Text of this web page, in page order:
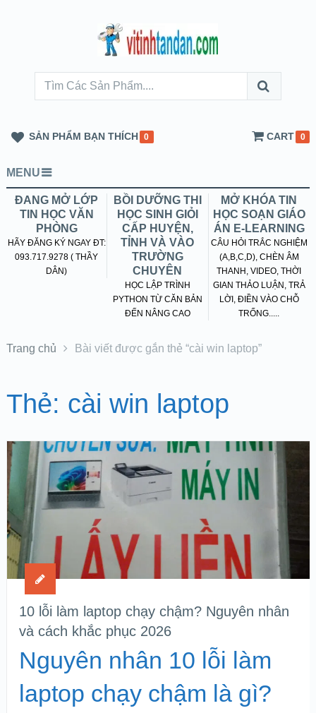
SẢN PHẨM BẠN THÍCH 0 CART 0
MENU
ĐANG MỞ LỚP
TIN HỌC VĂN
PHÒNG
HÃY ĐĂNG KÝ NGAY ĐT:
093.717.9278 ( THẦY
DÂN)
BỒI DƯỠNG THI
HỌC SINH GIỎI
CẤP HUYỆN,
TỈNH VÀ VÀO
TRƯỜNG
CHUYÊN
HỌC LẬP TRÌNH
PYTHON TỪ CĂN BẢN
ĐẾN NÂNG CAO
MỞ KHÓA TIN
HỌC SOẠN GIÁO
ÁN E-LEARNING
CÂU HỎI TRẮC NGHIỆM
(A,B,C,D), CHÈN ÂM
THANH, VIDEO, THỜI
GIAN THẢO LUẬN, TRẢ
LỜI, ĐIỀN VÀO CHỖ
TRỐNG.....
Trang chủ Bài viết được gắn thẻ “cài win laptop”
Thẻ: cài win laptop
10 lỗi làm laptop chạy chậm? Nguyên nhân
và cách khắc phục 2026
Nguyên nhân 10 lỗi làm
laptop chạy chậm là gì?